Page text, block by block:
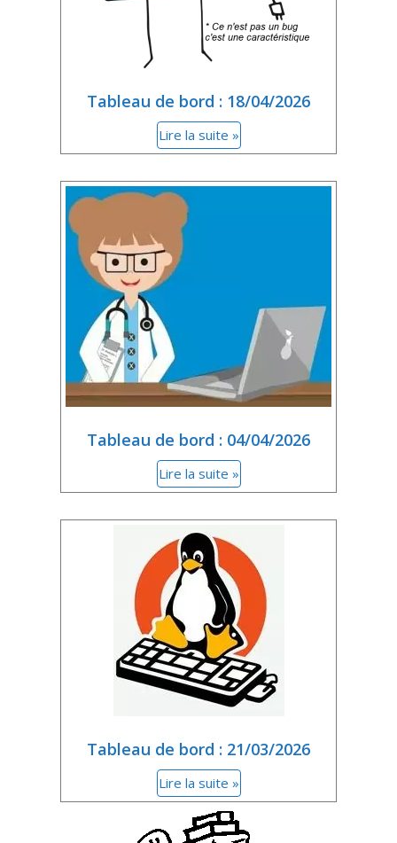
Tableau de bord : 18/04/2026
Lire la suite »
Tableau de bord : 04/04/2026
Lire la suite »
Tableau de bord : 21/03/2026
Lire la suite »